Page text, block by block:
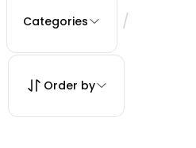
Categories /
Order by